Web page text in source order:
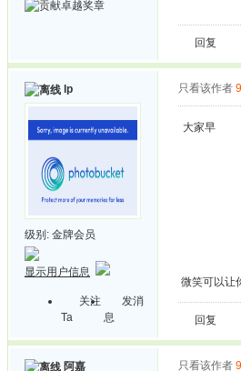
回复
lp
级别: 金牌会员
显示用户信息
关注
Ta
发消
息
只看该作者
大家早
微笑可以让
回复
阿嘉 只看该作者